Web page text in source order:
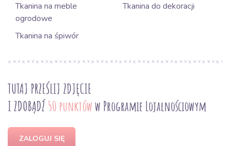
Tkanina na meble
ogrodowe
Tkanina do dekoracji
Tkanina na śpiwór
TUTAJ PRZEŚLIJ ZDJĘCIE
I ZDOBĄDŹ 50 punktóww Programie Lojalnościowym
ZALOGUJ SIĘ